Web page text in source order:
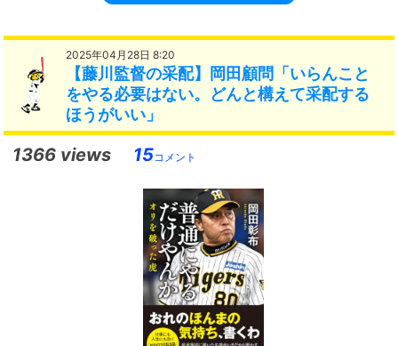
2025年04月28日 8:20
【藤川監督の采配】岡田顧問「いらんこと
をやる必要はない。どんと構えて采配する
ほうがいい」
1366 views 15コメント